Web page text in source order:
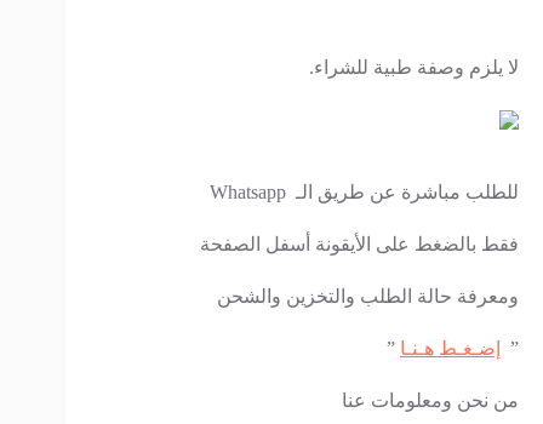
لا يلزم وصفة طبية للشراء.
للطلب مباشرة عن طريق الـ Whatsapp
فقط بالضغط على الأيقونة أسفل الصفحة
ومعرفة حالة الطلب والتخزين والشحن
” إضـغـط هـنـا ”
من نحن ومعلومات عنا